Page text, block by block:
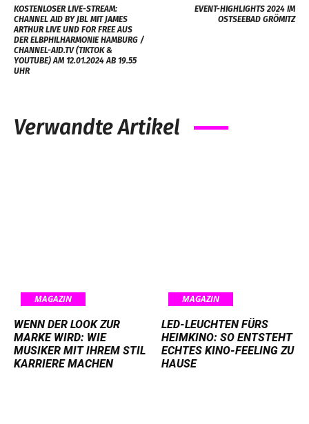
KOSTENLOSER LIVE-STREAM:
CHANNEL AID BY JBL MIT JAMES
ARTHUR LIVE UND FOR FREE AUS
DER ELBPHILHARMONIE HAMBURG /
CHANNEL-AID.TV (TIKTOK &
YOUTUBE) AM 12.01.2024 AB 19.55
UHR
EVENT-HIGHLIGHTS 2024 IM
OSTSEEBAD GRÖMITZ
Verwandte Artikel
MAGAZIN
WENN DER LOOK ZUR
MARKE WIRD: WIE
MUSIKER MIT IHREM STIL
KARRIERE MACHEN
MAGAZIN
LED-LEUCHTEN FÜRS
HEIMKINO: SO ENTSTEHT
ECHTES KINO-FEELING ZU
HAUSE